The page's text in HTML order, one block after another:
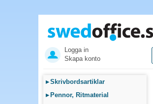
Logga in
Skapa konto
▸Skrivbordsartiklar
▸ Pennor, Ritmaterial